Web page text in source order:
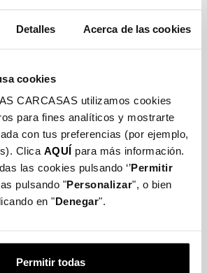
Detalles Acerca de las cookies
cookies
CARCASAS utilizamos cookies
para fines analíticos y mostrarte
con tus preferencias (por ejemplo,
Clica AQUÍ para más información.
las cookies pulsando ‘’Permitir
pulsando "Personalizar", o bien
en "Denegar".
Permitir todas
secamos con la toallita
de manera horizontal. Cogemos el
el plástico protector, lo
caer suavemente.